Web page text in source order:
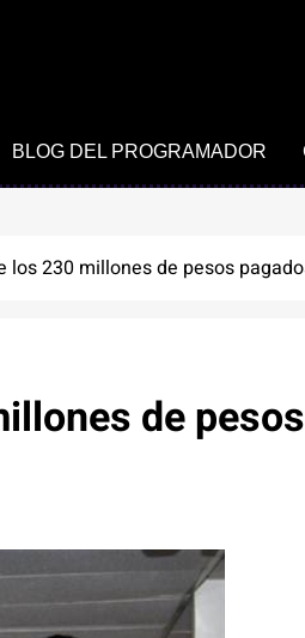
BLOG DEL PROGRAMADOR
los 230 millones de pesos
de pesos